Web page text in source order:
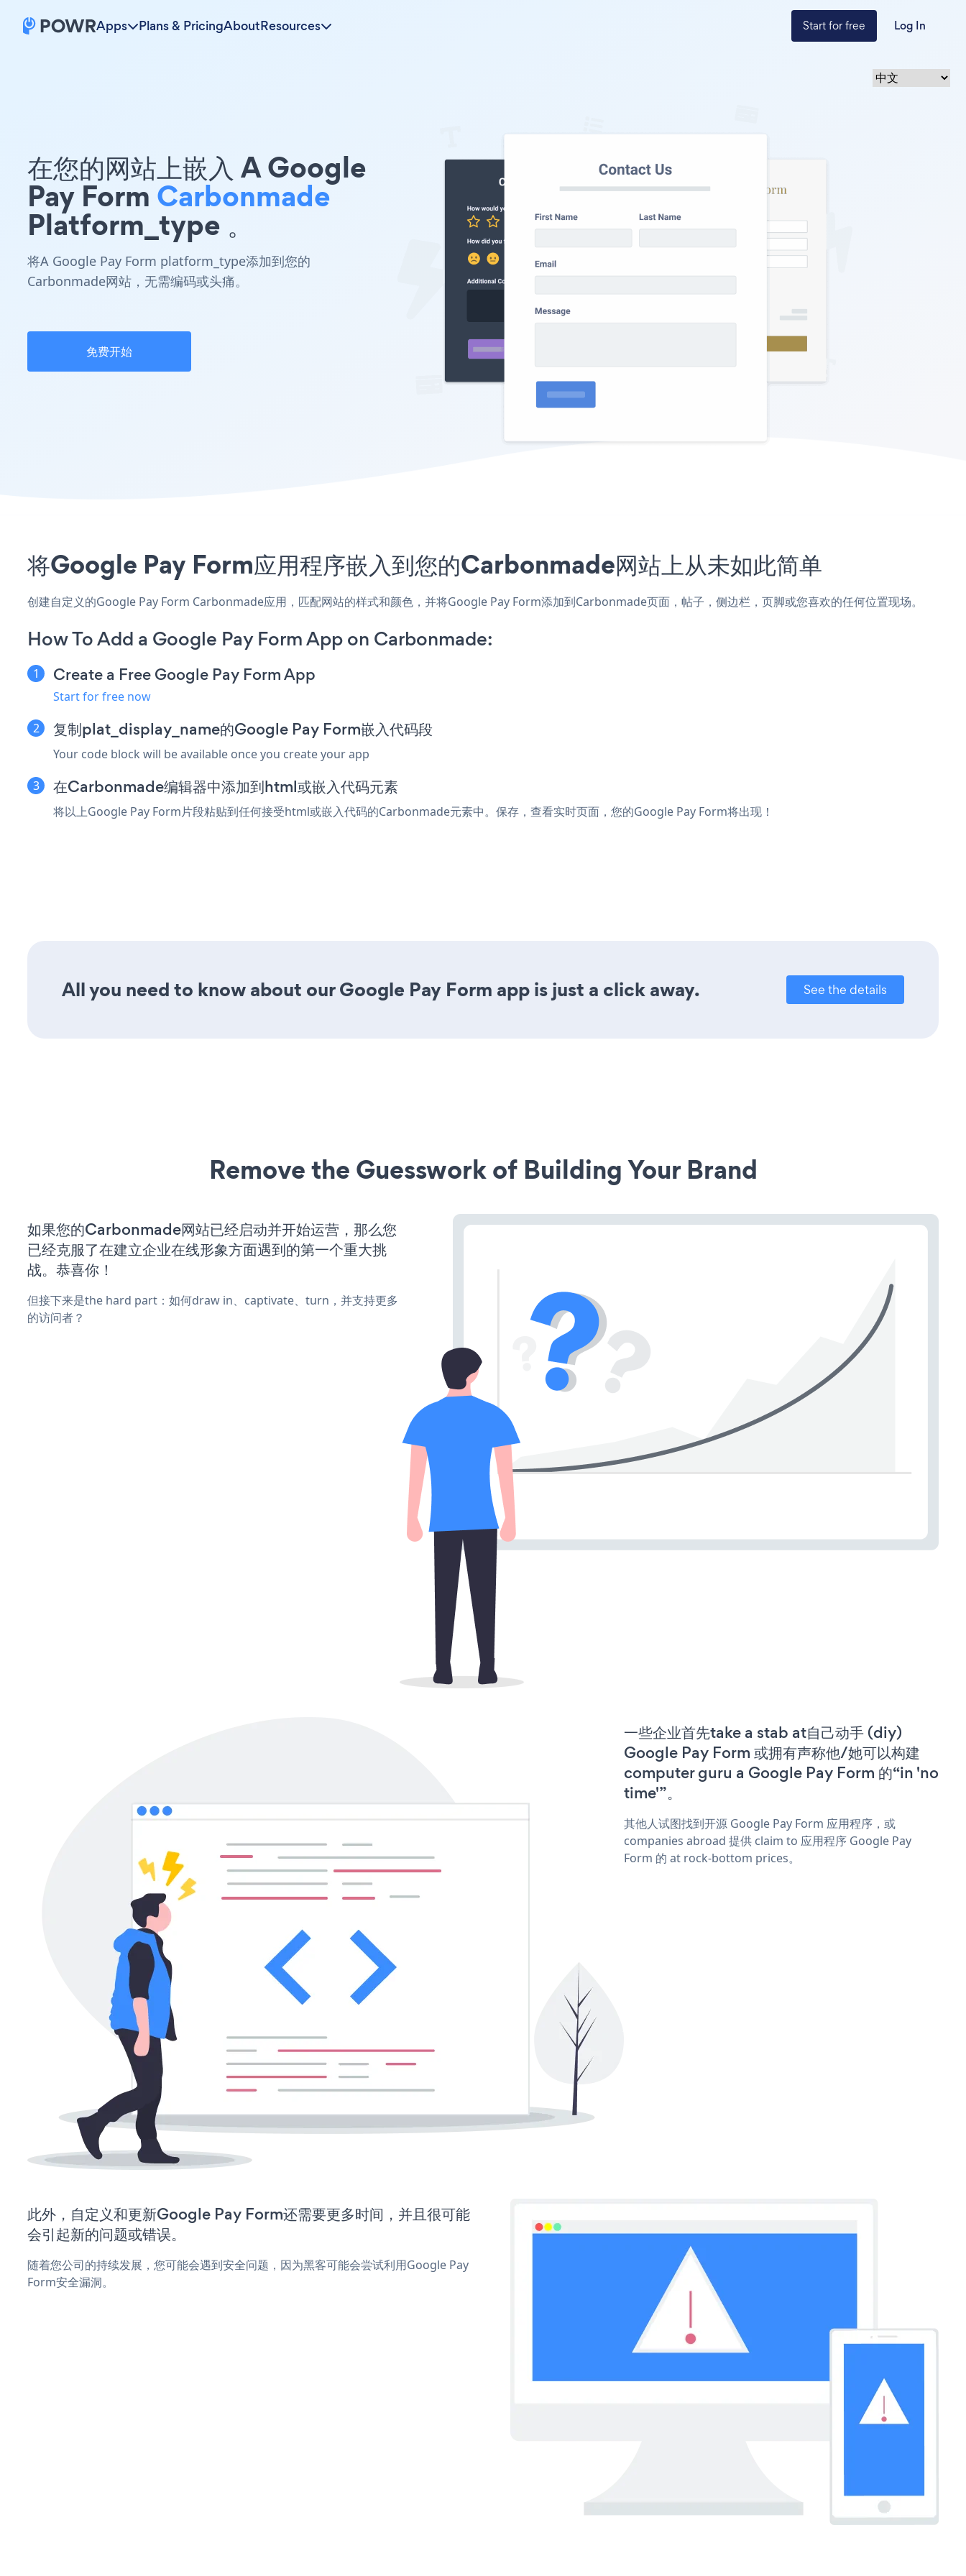
Apps Plans & PricingAboutResources Start for free Log In
在您的网站上嵌入 A Google
Pay Form Carbonmade
Platform_type 。
将A Google Pay Form platform_type添加到您的
Carbonmade网站，无需编码或头痛。
免费开始
将Google Pay Form应用程序嵌入到您的Carbonmade网站上从未如此简单
创建自定义的Google Pay Form Carbonmade应用，匹配网站的样式和颜色，并将Google Pay Form添加到Carbonmade页面，帖子，侧边栏，页脚或您喜欢的任何位置现场。
How To Add a Google Pay Form App on Carbonmade:
Create a Free Google Pay Form App
Start for free now
复制plat_display_name的Google Pay Form嵌入代码段
Your code block will be available once you create your app
在Carbonmade编辑器中添加到html或嵌入代码元素
将以上Google Pay Form片段粘贴到任何接受html或嵌入代码的Carbonmade元素中。保存，查看实时页面，您的Google Pay Form将出现！
All you need to know about our Google Pay Form app is just a click away. See the details
Remove the Guesswork of Building Your Brand
如果您的Carbonmade网站已经启动并开始运营，那么您
已经克服了在建立企业在线形象方面遇到的第一个重大挑
战。恭喜你！
但接下来是the hard part：如何draw in、captivate、turn，并支持更多
的访问者？
一些企业首先take a stab at自己动手 (diy)
Google Pay Form 或拥有声称他/她可以构建
computer guru a Google Pay Form 的“in 'no
time'”。
其他人试图找到开源 Google Pay Form 应用程序，或
companies abroad 提供 claim to 应用程序 Google Pay
Form 的 at rock-bottom prices。
此外，自定义和更新Google Pay Form还需要更多时间，并且很可能
会引起新的问题或错误。
随着您公司的持续发展，您可能会遇到安全问题，因为黑客可能会尝试利用Google Pay
Form安全漏洞。